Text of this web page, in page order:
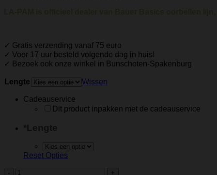
✓ Gratis verzending vanaf 75 euro
✓ Voor 17 uur besteld volgende dag in huis!
✓ Bezoek ook onze winkel in Bunschoten-Spakenburg
Lengte Wissen
Cadeauservice
Dit product inpakken met de cadeauservice
*Lengte
Reset Opties
Bauer